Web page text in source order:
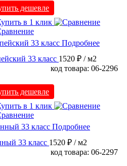
дешевле
в 1 клик
Подробнее
33 класс 1520 ₽ / м2
код товара: 06-2296
дешевле
в 1 клик
Подробнее
33 класс 1520 ₽ / м2
код товара: 06-2297